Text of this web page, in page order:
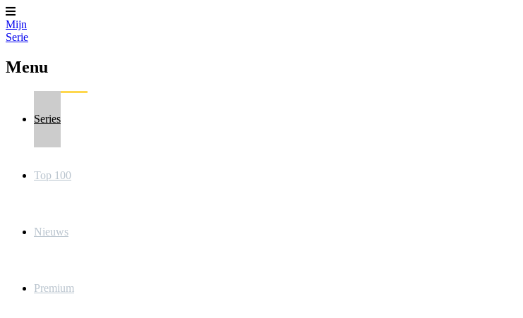
Mijn
Serie
Menu
Series
Top 100
Nieuws
Premium